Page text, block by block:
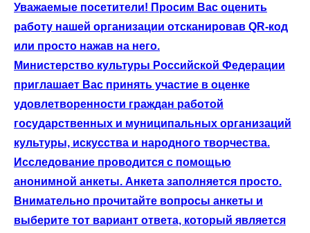
Уважаемые посетители! Просим Вас оценить
работу нашей организации отсканировав QR-код
или просто нажав на него.
Министерство культуры Российской Федерации
приглашает Вас принять участие в оценке
удовлетворенности граждан работой
государственных и муниципальных организаций
культуры, искусства и народного творчества.
Исследование проводится с помощью
анонимной анкеты. Анкета заполняется просто.
Внимательно прочитайте вопросы анкеты и
выберите тот вариант ответа, который является